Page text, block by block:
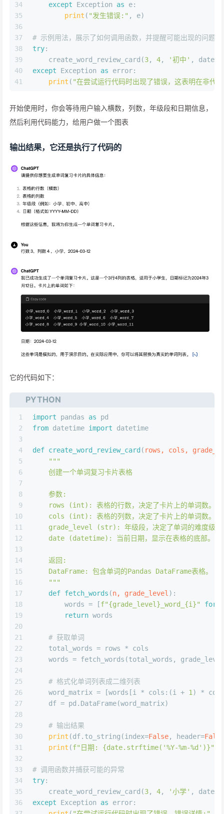
34
35
36
37
38
39
40
41
except Exception as e:
print ( "发生错误:" , e)
# 示例用法，展示了如何调用函数，并提醒可能出现的问题
try:
    create_word_review_card(
3, 4, '初中' ,
except Exception as error:
print ( "在尝试运行代码时出现了错误，这表明在非代
开始使用时，你会等待用户输入横数，列数，年级段和日期信息，
然后利用代码能力，给用户做一个图表
输出结果，它还是执行了代码的
它的代码如下：
PYTHON
1
2
3
4
5
6
7
8
9
10
11
12
13
14
15
16
17
18
19
20
21
22
23
24
25
26
27
28
29
30
31
32
33
34
35
36
import pandas as pd
from datetime import datetime
def create_word_review_card ( rows, cols,
"""
    创建一个单词复习卡片表格
    参数:
    rows (int): 表格的行数，决定了卡片上的单词数。
    cols (int): 表格的列数，决定了卡片上的单词数。
grade_level (str): 年级段，决定了单词的难度级别
    date (datetime): 当前日期，显示在表格的底部。
    返回:
    DataFrame: 包含单词的Pandas DataFrame表格。
    """
def fetch_words (n, grade_level ):
        words = [
f"{grade_level} _word_ {i}" for
return words
# 获取单词
    total_words = rows * cols
words = fetch_words(total_words,
# 格式化单词列表成二维列表
    word_matrix = [words[i * cols:(i +
1 ) *
    df = pd.DataFrame(word_matrix)
# 输出结果
print (df.to_string(index=False, header=False
print (f"日期: {date.strftime( '%Y-%m-%d' )}"
# 调用函数并捕获可能的异常
try:
    create_word_review_card(
3, 4, '小学' ,
except Exception as error: